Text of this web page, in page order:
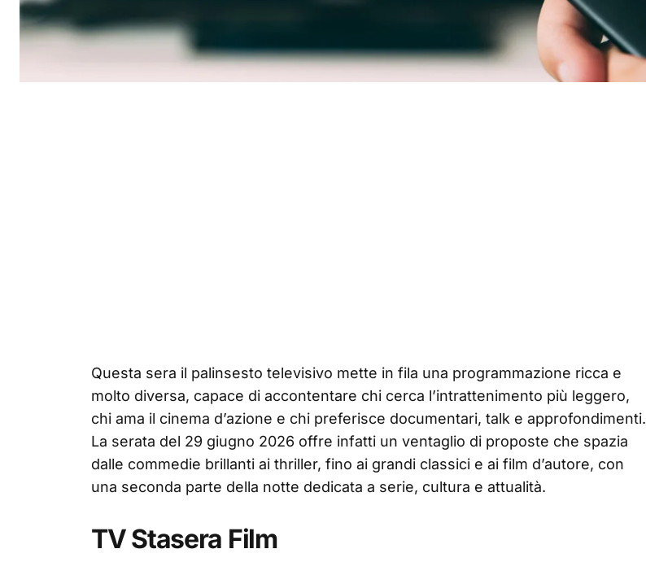
Questa sera il palinsesto televisivo mette in fila una programmazione ricca e
molto diversa, capace di accontentare chi cerca l’intrattenimento più leggero,
chi ama il cinema d’azione e chi preferisce documentari, talk e approfondimenti.
La serata del 29 giugno 2026 offre infatti un ventaglio di proposte che spazia
dalle commedie brillanti ai thriller, fino ai grandi classici e ai film d’autore, con
una seconda parte della notte dedicata a serie, cultura e attualità.
TV Stasera Film